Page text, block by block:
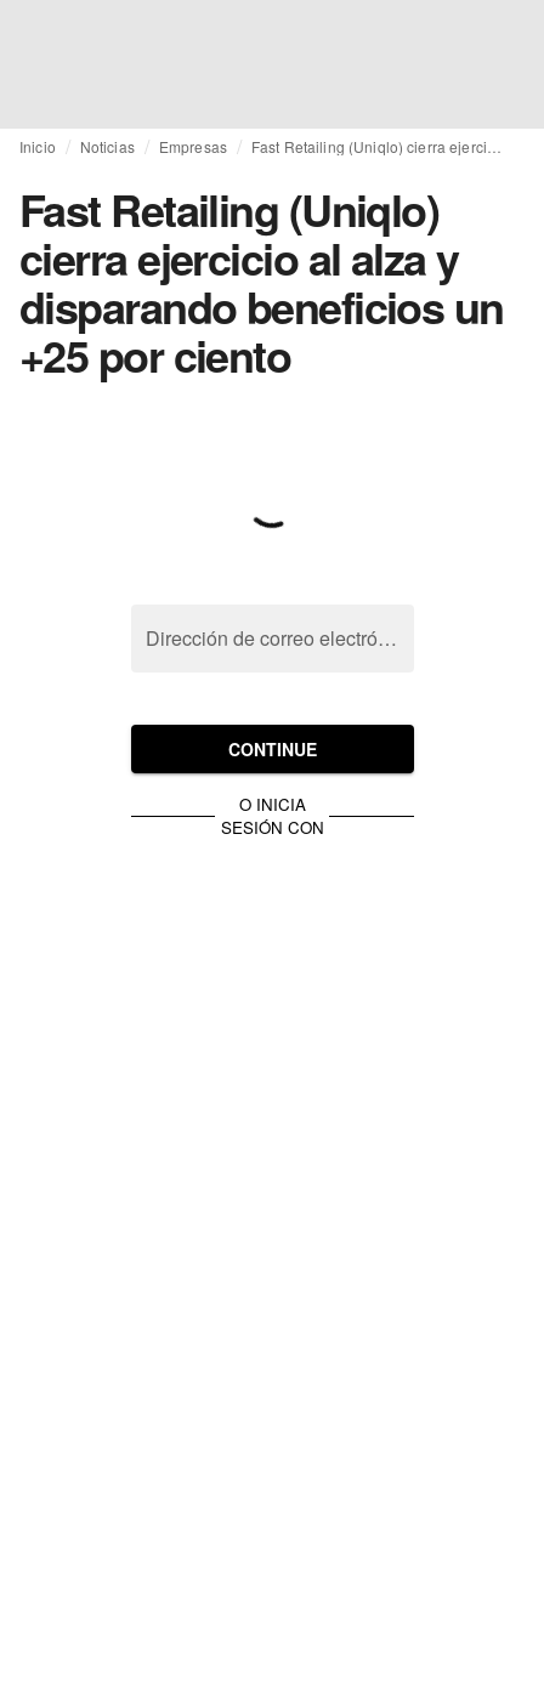
Inicio Noticias Empresas
Fast Retailing (Uniqlo)
cierra ejercicio al alza y
disparando beneficios un
+25 por ciento
Dirección de correo electrónico
CONTINUE
O INICIA
SESIÓN CON